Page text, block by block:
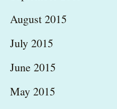
August 2015
July 2015
June 2015
May 2015